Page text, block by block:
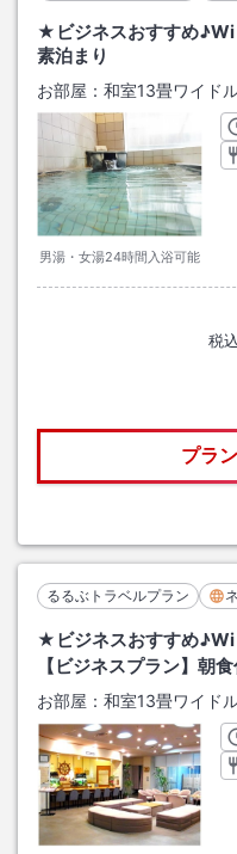
★ビジネスおすすめ♪Wi
素泊まり
お部屋： 和室13畳ワイド
男湯・女湯24時間入浴可能
税込
プラ
るるぶトラベルプラン
★ビジネスおすすめ♪Wi
【ビジネスプラン】朝
お部屋： 和室13畳ワイド